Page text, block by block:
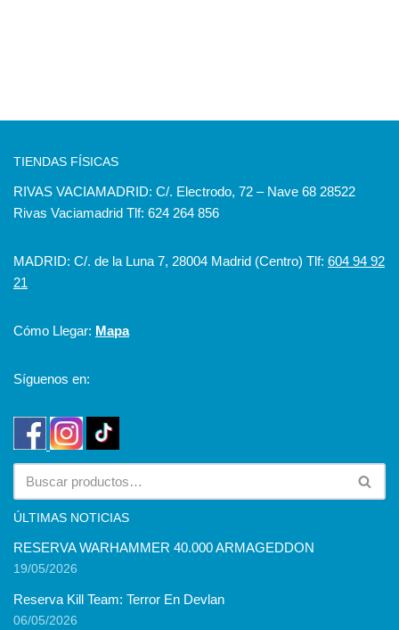
TIENDAS FÍSICAS
RIVAS VACIAMADRID: C/. Electrodo, 72 – Nave 68 28522
Rivas Vaciamadrid Tlf: 624 264 856
MADRID: C/. de la Luna 7, 28004 Madrid (Centro) Tlf: 604 94 92
21
Cómo Llegar: Mapa
Síguenos en:
ÚLTIMAS NOTICIAS
RESERVA WARHAMMER 40.000 ARMAGEDDON
19/05/2026
Reserva Kill Team: Terror En Devlan
06/05/2026